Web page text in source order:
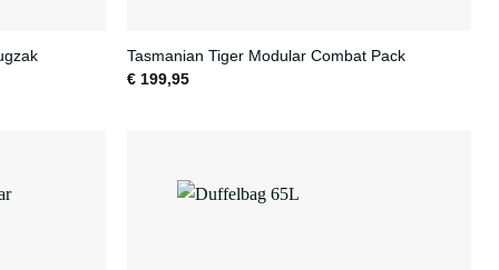
Tasmanian Tiger Modular Combat Pack
€ 199,95